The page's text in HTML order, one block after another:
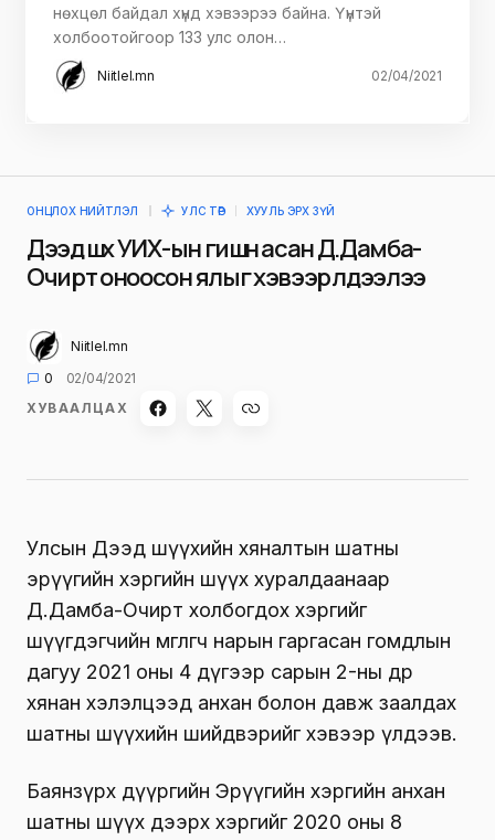
нөхцөл байдал хүнд хэвээрээ байна. Үүнтэй
холбоотойгоор 133 улс олон…
Niitlel.mn 02/04/2021
ОНЦЛОХ НИЙТЛЭЛ УЛС ТӨР ХУУЛЬ ЭРХ ЗҮЙ
Дээд шүүх УИХ-ын гишүүн асан Д.Дамба-
Очирт оноосон ялыг хэвээр үлдээлээ
Niitlel.mn
0
02/04/2021
ХУВААЛЦАХ
Улсын Дээд шүүхийн хяналтын шатны
эрүүгийн хэргийн шүүх хуралдаанаар
Д.Дамба-Очирт холбогдох хэргийг
шүүгдэгчийн өмгөөлөгч нарын гаргасан гомдлын
дагуу 2021 оны 4 дүгээр сарын 2-ны өдөр
хянан хэлэлцээд анхан болон давж заалдах
шатны шүүхийн шийдвэрийг хэвээр үлдээв.
Баянзүрх дүүргийн Эрүүгийн хэргийн анхан
шатны шүүх дээрх хэргийг 2020 оны 8